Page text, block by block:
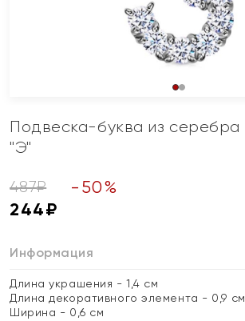
Подвеска-буква из серебра
"Э"
487₽ - 50%
244₽
Информация
Длина украшения - 1,4 см
Длина декоративного элемента - 0,9 см
Ширина - 0,6 см